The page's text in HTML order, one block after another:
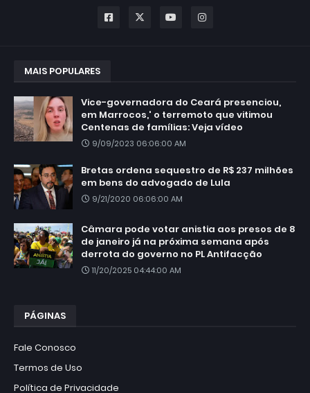
MAIS POPULARES
Vice-governadora do Ceará presenciou,
em Marrocos,' o terremoto que vitimou
Centenas de famílias: Veja vídeo
9/09/2023 06:06:00 AM
Bretas ordena sequestro de R$ 237 milhões
em bens do advogado de Lula
9/21/2020 06:06:00 AM
Câmara pode votar anistia aos presos de 8
de janeiro já na próxima semana após
derrota do governo no PL Antifacção
11/20/2025 04:44:00 AM
PÁGINAS
Fale Conosco
Termos de Uso
Política de Privacidade